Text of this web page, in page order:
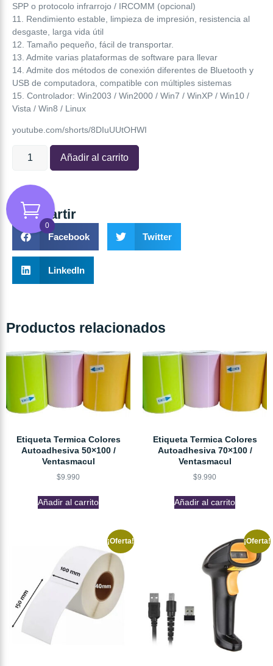
SPP o protocolo infrarrojo / IRCOMM (opcional)
11. Rendimiento estable, limpieza de impresión, resistencia al
desgaste, larga vida útil
12. Tamaño pequeño, fácil de transportar.
13. Admite varias plataformas de software para llevar
14. Admite dos métodos de conexión diferentes de Bluetooth y
USB de computadora, compatible con múltiples sistemas
15. Controlador: Win2003 / Win2000 / Win7 / WinXP / Win10 /
Vista / Win8 / Linux
youtube.com/shorts/8DIuUUtOHWI
Añadir al carrito
Compartir
Facebook Twitter
LinkedIn
Productos relacionados
Etiqueta Termica Colores
Autoadhesiva 50×100 /
Ventasmacul
$9.990
Añadir al carrito
Etiqueta Termica Colores
Autoadhesiva 70×100 /
Ventasmacul
$9.990
Añadir al carrito
¡Oferta! ¡Oferta!
0